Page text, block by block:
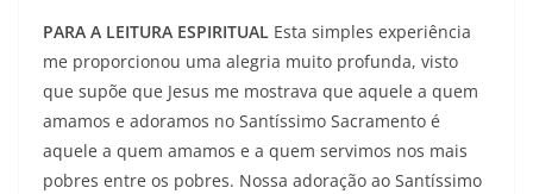
PARA A LEITURA ESPIRITUAL Esta simples experiência
me proporcionou uma alegria muito profunda, visto
que supõe que Jesus me mostrava que aquele a quem
amamos e adoramos no Santíssimo Sacramento é
aquele a quem amamos e a quem servimos nos mais
pobres entre os pobres. Nossa adoração ao Santíssimo